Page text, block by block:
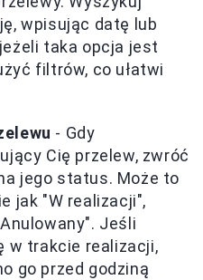
wpisując datę lub
taka opcja jest
filtrów, co ułatwi
- Gdy
Cię przelew, zwróć
jego status. Może to
jak "W realizacji",
Jeśli
w trakcie realizacji,
go przed godziną